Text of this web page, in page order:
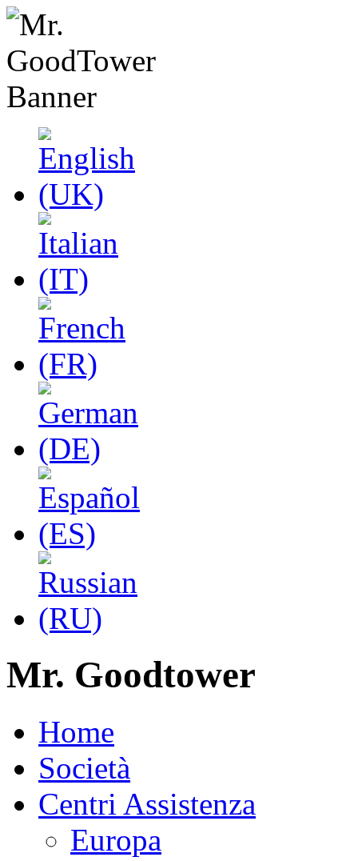
Mr. Goodtower
Home
Società
Centri Assistenza
Europa